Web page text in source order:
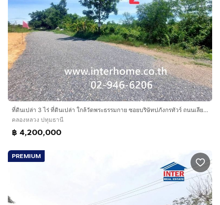
ที่ดินเปล่า 3 ไร่ ที่ดินเปล่า ใกล้วัดพระธรรมกาย ซอยบริษัทปภังกรทัวร์ ถนนเลียบถนนกาญจนาภิเษก ถนนคลองสี่ตะวันตก คลองหลวง ปทุมธานี
คลองหลวง ปทุมธานี
฿ 4,200,000
PREMIUM